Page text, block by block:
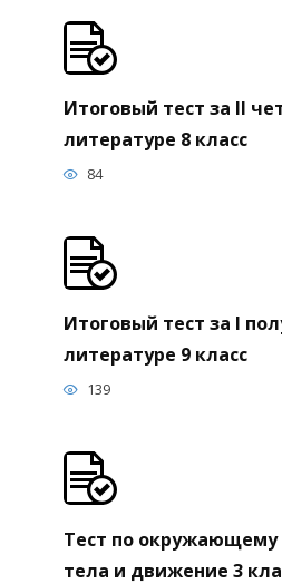
Итоговый тест за II
литературе 8 класс
84
Итоговый тест за I
литературе 9 класс
139
Тест по
тела и движение 3